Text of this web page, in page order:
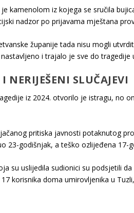
kamenolom iz kojega se sručila
nadzor po prijavama mještana
županije tada nisu mogli
i trajalo je sve do tragedije
NERIJEŠENI SLUČAJEVI
iz 2024. otvorilo je istragu, no
pritiska javnosti potaknutog
23-godišnjak, a teško ozlijeđena 17-
su uslijedila sudionici su podsjetili
korisnika doma umirovljenika u